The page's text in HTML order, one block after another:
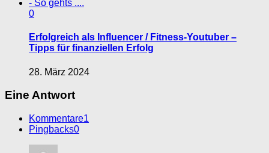
0
Erfolgreich als Influencer / Fitness-Youtuber –
Tipps für finanziellen Erfolg
28. März 2024
Eine Antwort
Kommentare1
Pingbacks0